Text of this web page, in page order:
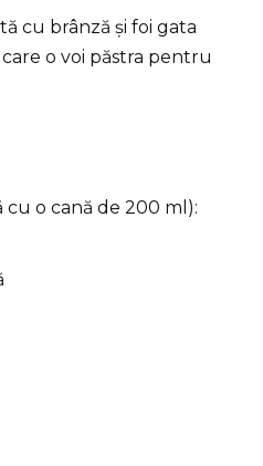
cu brânză și foi gata
o voi păstra pentru
cu o cană de 200 ml):